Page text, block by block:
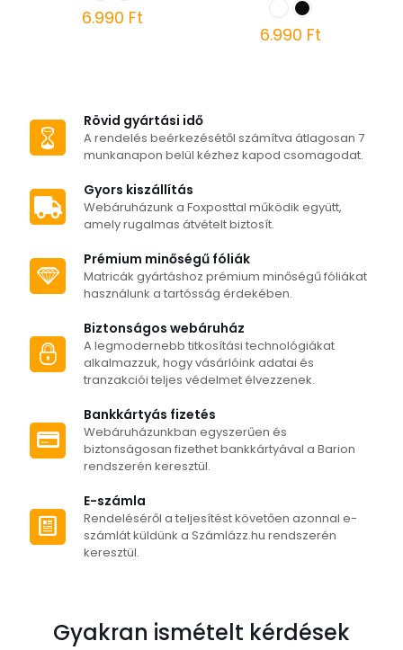
6.990 Ft
van.
A
változatok
termékoldalon
választhatók
ki
6.990 Ft
van.
A
termékoldalon
Rövid gyártási idő
A rendelés beérkezésétől számítva átlagosan 7
munkanapon belül kézhez kapod csomagodat.
Gyors kiszállítás
Webáruházunk a Foxposttal működik együtt,
amely rugalmas átvételt biztosít.
Prémium minőségű fóliák
Matricák gyártáshoz prémium minőségű fóliákat
használunk a tartósság érdekében.
Biztonságos webáruház
A legmodernebb titkosítási technológiákat
alkalmazzuk, hogy vásárlóink adatai és
tranzakciói teljes védelmet élvezzenek.
Bankkártyás fizetés
Webáruházunkban egyszerűen és
biztonságosan fizethet bankkártyával a Barion
rendszerén keresztül.
E-számla
Rendeléséről a teljesítést követően azonnal e-
számlát küldünk a Számlázz.hu rendszerén
keresztül.
Gyakran ismételt kérdések